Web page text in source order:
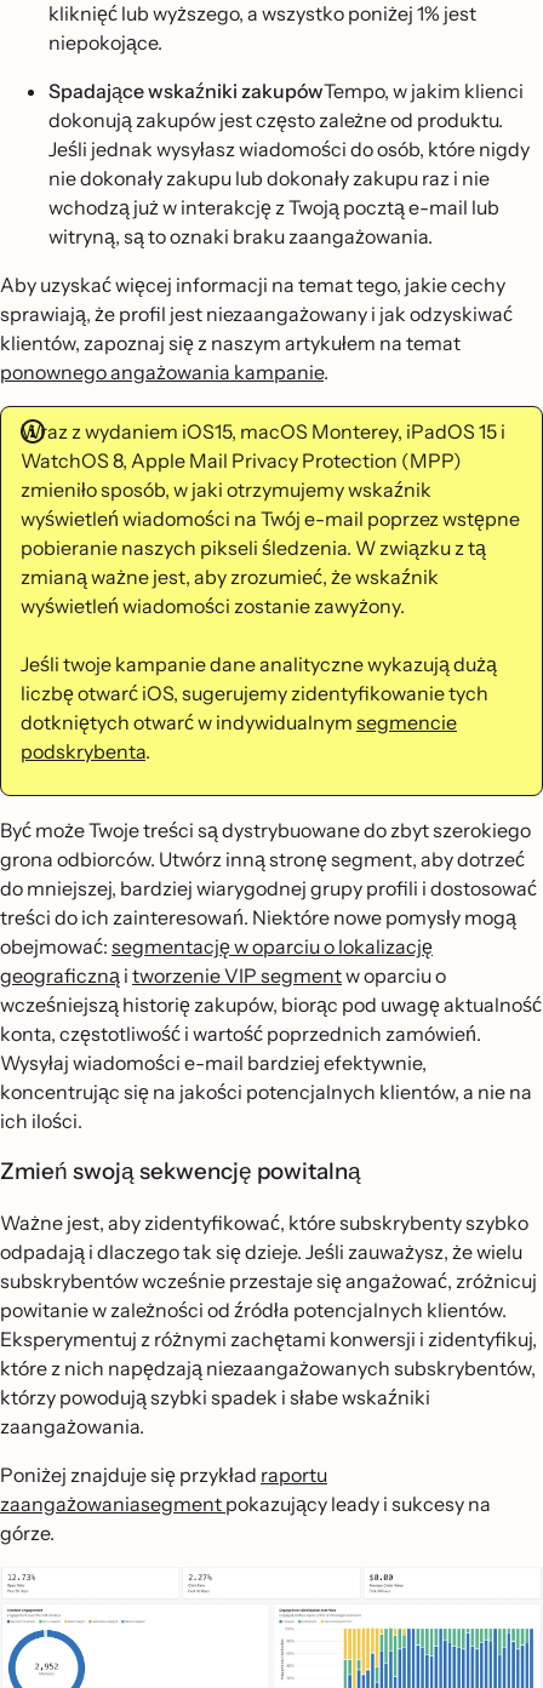
kliknięć lub wyższego, a wszystko poniżej 1% jest
niepokojące.
Spadające wskaźniki zakupówTempo, w jakim klienci
dokonują zakupów jest często zależne od produktu.
Jeśli jednak wysyłasz wiadomości do osób, które nigdy
nie dokonały zakupu lub dokonały zakupu raz i nie
wchodzą już w interakcję z Twoją pocztą e-mail lub
witryną, są to oznaki braku zaangażowania.
Aby uzyskać więcej informacji na temat tego, jakie cechy
sprawiają, że profil jest niezaangażowany i jak odzyskiwać
klientów, zapoznaj się z naszym artykułem na temat
ponownego angażowania kampanie.
Wraz z wydaniem iOS15, macOS Monterey, iPadOS 15 i
WatchOS 8, Apple Mail Privacy Protection (MPP)
zmieniło sposób, w jaki otrzymujemy wskaźnik
wyświetleń wiadomości na Twój e-mail poprzez wstępne
pobieranie naszych pikseli śledzenia. W związku z tą
zmianą ważne jest, aby zrozumieć, że wskaźnik
wyświetleń wiadomości zostanie zawyżony.
Jeśli twoje kampanie dane analityczne wykazują dużą
liczbę otwarć iOS, sugerujemy zidentyfikowanie tych
dotkniętych otwarć w indywidualnym segmencie
podskrybenta.
Być może Twoje treści są dystrybuowane do zbyt szerokiego
grona odbiorców. Utwórz inną stronę segment, aby dotrzeć
do mniejszej, bardziej wiarygodnej grupy profili i dostosować
treści do ich zainteresowań. Niektóre nowe pomysły mogą
obejmować: segmentację w oparciu o lokalizację
geograficzną i tworzenie VIP segmentw oparciu o
wcześniejszą historię zakupów, biorąc pod uwagę aktualność
konta, częstotliwość i wartość poprzednich zamówień.
Wysyłaj wiadomości e-mail bardziej efektywnie,
koncentrując się na jakości potencjalnych klientów, a nie na
ich ilości.
Zmień swoją sekwencję powitalną
Ważne jest, aby zidentyfikować, które subskrybenty szybko
odpadają i dlaczego tak się dzieje. Jeśli zauważysz, że wielu
subskrybentów wcześnie przestaje się angażować, zróżnicuj
powitanie w zależności od źródła potencjalnych klientów.
Eksperymentuj z różnymi zachętami konwersji i zidentyfikuj,
które z nich napędzają niezaangażowanych subskrybentów,
którzy powodują szybki spadek i słabe wskaźniki
zaangażowania.
Poniżej znajduje się przykład raportu
zaangażowaniasegment pokazujący leady i sukcesy na
górze.